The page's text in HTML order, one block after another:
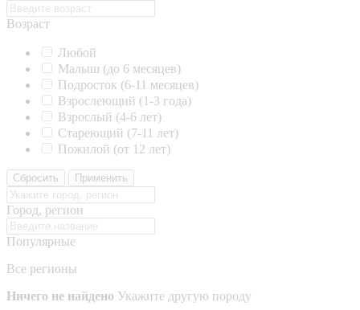
Возраст
Любой
Малыш (до 6 месяцев)
Подросток (6-11 месяцев)
Взрослеющий (1-3 года)
Взрослый (4-6 лет)
Стареющий (7-11 лет)
Пожилой (от 12 лет)
Сбросить Применить
Город, регион
Популярные
Все регионы
Ничего не найдено Укажите другую породу